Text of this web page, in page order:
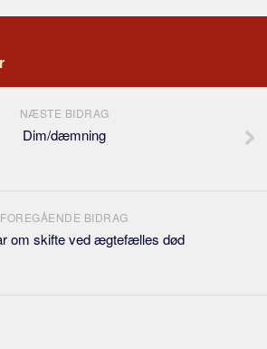
NÆSTE BIDRAG
Dim/dæmning
FOREGÅENDE BIDRAG
om skifte ved ægtefælles død